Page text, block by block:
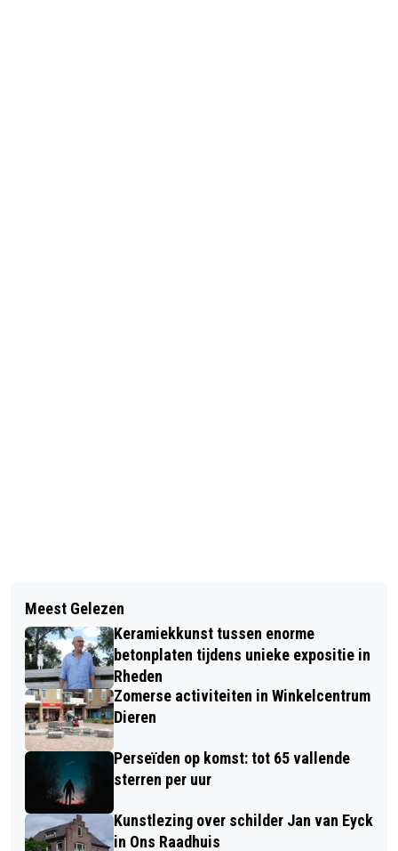
FRÜHSHOPPEN BIJ DE
CARNAVALSVERENIGING DE LEUTE
BRÖYERS IN VELP
CROWDFUNDINGACTIE RHEKO RHEDEN
GROOT SUCCES
Meest Gelezen
Keramiekkunst tussen enorme
betonplaten tijdens unieke expositie in
Rheden
Zomerse activiteiten in Winkelcentrum
Dieren
Perseïden op komst: tot 65 vallende
sterren per uur
Kunstlezing over schilder Jan van Eyck
in Ons Raadhuis